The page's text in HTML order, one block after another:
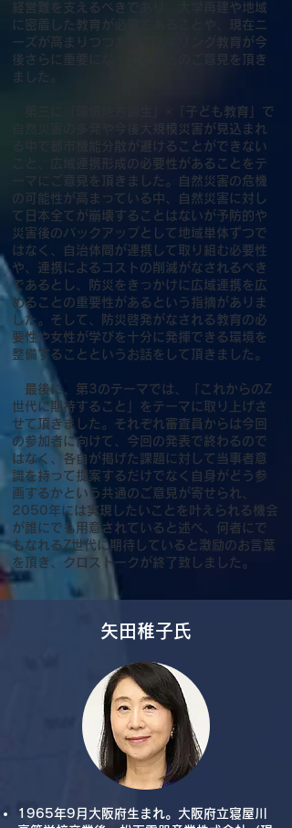
経営難を支えるべきであり、大学再建や地域
に密着した教育が必要であることや、現在ニ
ーズが高まりつつあるリスキリング教育が今
後さらに重要になってくるとのご意見を頂き
ました。
第三に「環境地方創生」×「子ども教育」で
自然災害の多発や今後大規模災害が見込まれ
る中で都市機能分散が避けることができない
こと、広域連携形成の必要性があることをテ
ーマにご意見を頂きました。自然災害の危機
の可能性が高まっている中、自然災害に対し
て日本全てが崩壊することはないが予防的や
災害後のバックアップとして地域単体ずつで
はなく、自治体間が連携して取り組む必要性
や、連携によるコストの削減がなされるべき
であるとし、防災をきっかけに広域連携を広
めることの重要性があるという指摘がありま
した。そして、防災啓発がなされる教育の必
要性や女性が学びを十分に発揮できる環境を
整備することというお話をして頂きました。
最後に、第3のテーマでは、「これからのZ
世代に期待すること」をテーマに取り上げさ
せて頂きました。それぞれ審査員からは今回
の参加者に向けて、今回の発表で終わるので
はなく、各自が掲げた課題に対して当事者意
識を持って提案するだけでなく自身がどう参
画するかという共通のご意見が寄せられ、
2050年には実現したいことを叶えられる機会
が誰にでも用意されていると述べ、何者にで
もなれるZ世代に期待していると激励のお言葉
を頂き、クロストークが終了致しました。
​矢田稚子氏
1965年9月大阪府生まれ。大阪府立寝屋川